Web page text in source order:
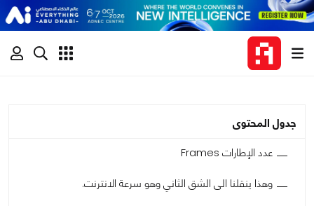
جدول المحتوى
عدد الإطارات Frames
وهذا ينقلنا الى الشق الثاني وهو سرعة الانترنت.